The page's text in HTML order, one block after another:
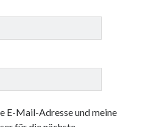
E-Mail-Adresse und meine